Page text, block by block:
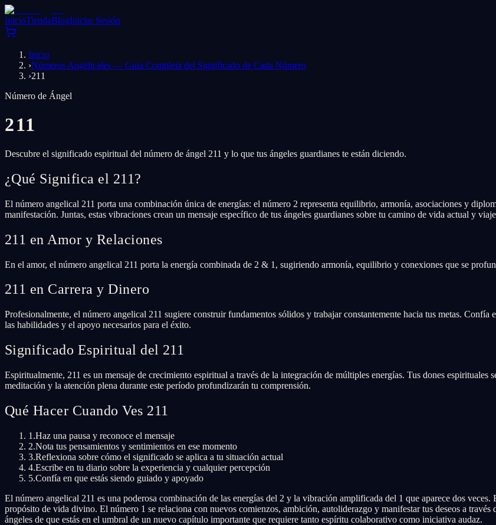
InicioTiendaBlogIniciar Sesión
Inicio
›Números Angelicales — Guía Completa del Significado de Cada Número
›211
Número de Ángel
211
Descubre el significado espiritual del número de ángel 211 y lo que tus ángeles guardianes te están diciendo.
¿Qué Significa el 211?
El número angelical 211 porta una combinación única de energías: el número 2 representa equilibrio, armonía, asociaciones y
manifestación. Juntas, estas vibraciones crean un mensaje específico de tus ángeles guardianes sobre tu camino de vida actual y
211 en Amor y Relaciones
En el amor, el número angelical 211 porta la energía combinada de 2 & 1, sugiriendo armonía, equilibrio y conexiones que se
211 en Carrera y Dinero
Profesionalmente, el número angelical 211 sugiere construir fundamentos sólidos y trabajar constantemente hacia tus metas.
las habilidades y el apoyo necesarios para el éxito.
Significado Espiritual del 211
Espiritualmente, 211 es un mensaje de crecimiento espiritual a través de la integración de múltiples energías. Tus dones
meditación y la atención plena durante este período profundizarán tu comprensión.
Qué Hacer Cuando Ves 211
1.Haz una pausa y reconoce el mensaje
2.Nota tus pensamientos y sentimientos en ese momento
3.Reflexiona sobre cómo el significado se aplica a tu situación actual
4.Escribe en tu diario sobre la experiencia y cualquier percepción
5.Confía en que estás siendo guiado y apoyado
El número angelical 211 es una poderosa combinación de las energías del 2 y la vibración amplificada del 1 que aparece dos
propósito de vida divino. El número 1 se relaciona con nuevos comienzos, ambición, autoliderazgo y manifestar tus deseos a través
ángeles de que estás en el umbral de un nuevo capítulo importante que requiere tanto espíritu colaborativo como iniciativa audaz.